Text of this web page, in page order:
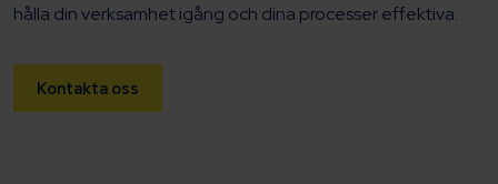
hålla din verksamhet igång och dina processer effektiva.
Kontakta oss